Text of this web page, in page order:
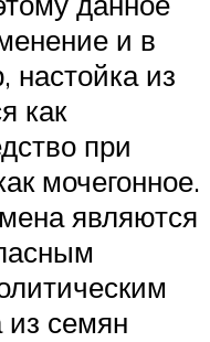
и в
из
как
при
мочегонное.
являются
из семян